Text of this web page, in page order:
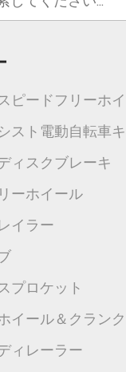
ピードフリーホ
スト電動自転車
ィスクブレーキ
ーホイール
イラー
プロケット
イール＆クラン
ィレーラー